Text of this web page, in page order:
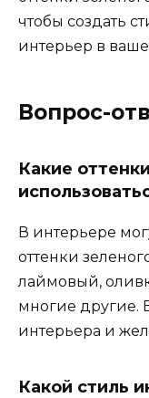
чтобы создать
интерьер в
Вопрос-
Какие
В интерьере
оттенки
лаймовый,
многие другие.
интерьера и
Какой стиль